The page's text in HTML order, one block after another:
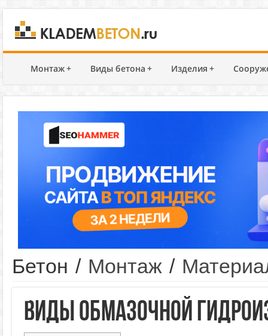
Монтаж+ Виды бетона + Изделия +
Бетон / Монтаж /
Виды обмазочной